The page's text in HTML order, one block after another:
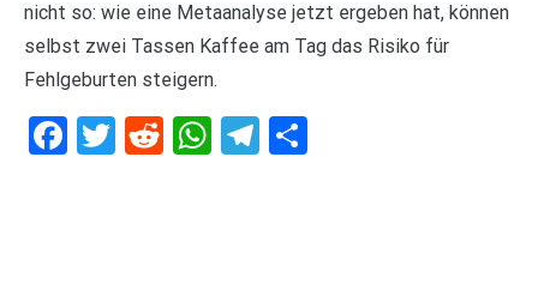
nicht so: wie eine Metaanalyse jetzt ergeben hat, können
selbst zwei Tassen Kaffee am Tag das Risiko für
Fehlgeburten steigern.
Facebook
Twitter
RedditWhatsApp
Telegram